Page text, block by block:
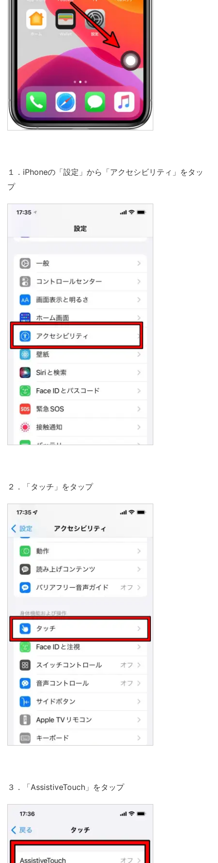
１．iPhoneの「設定」から「アクセシビリティ」をタッ
プ
２．「タッチ」をタップ
３．「AssistiveTouch」をタップ